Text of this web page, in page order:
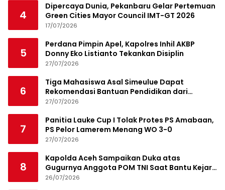
4
Dipercaya Dunia, Pekanbaru Gelar Pertemuan
Green Cities Mayor Council IMT-GT 2026
17/07/2026
5
Perdana Pimpin Apel, Kapolres Inhil AKBP
Donny Eko Listianto Tekankan Disiplin
27/07/2026
6
Tiga Mahasiswa Asal Simeulue Dapat
Rekomendasi Bantuan Pendidikan dari
Jamaluddin Idham
27/07/2026
7
Panitia Lauke Cup I Tolak Protes PS Amabaan,
PS Pelor Lamerem Menang WO 3-0
27/07/2026
8
Kapolda Aceh Sampaikan Duka atas
Gugurnya Anggota POM TNI Saat Bantu Kejar
Bandar Narkoba
26/07/2026